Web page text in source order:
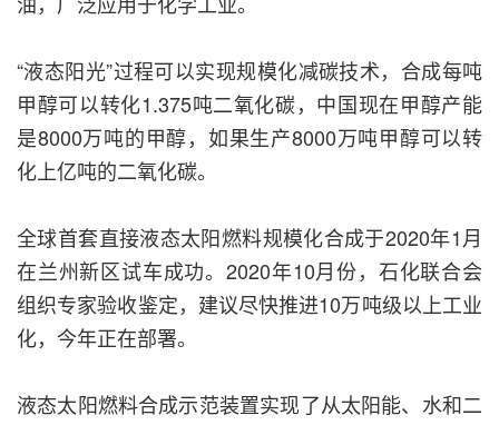
“液态阳光”过程可以实现规模化减碳技术，合成每吨
甲醇可以转化1.375吨二氧化碳，中国现在甲醇产能
是8000万吨的甲醇，如果生产8000万吨甲醇可以转
化上亿吨的二氧化碳。
全球首套直接液态太阳燃料规模化合成于2020年1月
在兰州新区试车成功。2020年10月份，石化联合会
组织专家验收鉴定，建议尽快推进10万吨级以上工业
化，今年正在部署。
液态太阳燃料合成示范装置实现了从太阳能、水和二